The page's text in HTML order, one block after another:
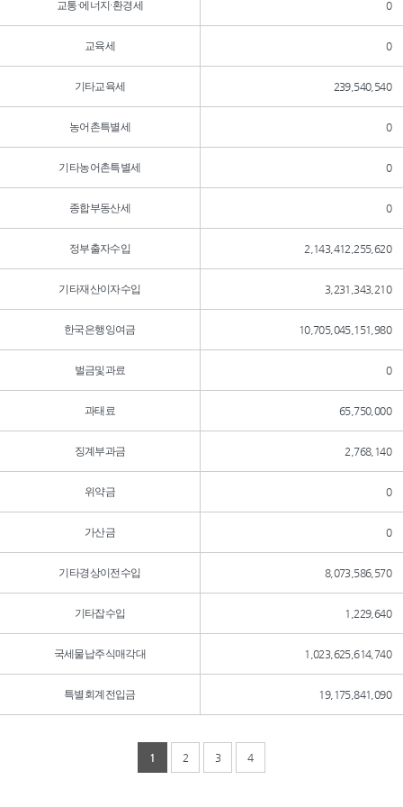
교통·에너지·환경세 0
교육세 0
기타교육세 239,540,540
농어촌특별세 0
기타농어촌특별세 0
종합부동산세 0
정부출자수입 2,143,412,255,620
기타재산이자수입 3,231,343,210
한국은행잉여금 10,705,045,151,980
벌금및과료 0
과태료 65,750,000
징계부과금 2,768,140
위약금 0
가산금 0
기타경상이전수입 8,073,586,570
기타잡수입 1,229,640
국세물납주식매각대 1,023,625,614,740
특별회계전입금 19,175,841,090
1 2 3 4